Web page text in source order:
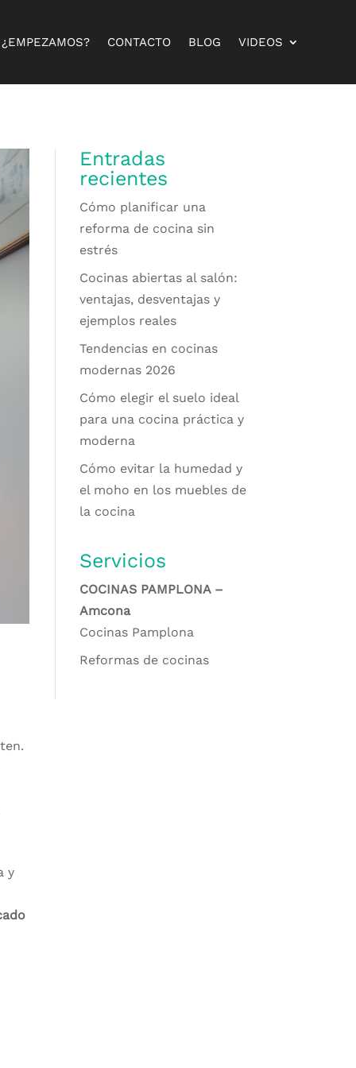
¿EMPEZAMOS? CONTACTO BLOG VIDEOS
y
Entradas
recientes
Cómo planificar una
reforma de cocina sin
estrés
Cocinas abiertas al salón:
ventajas, desventajas y
ejemplos reales
Tendencias en cocinas
modernas 2026
Cómo elegir el suelo ideal
para una cocina práctica y
moderna
Cómo evitar la humedad y
el moho en los muebles de
la cocina
Servicios
COCINAS PAMPLONA –
Amcona
Cocinas Pamplona
Reformas de cocinas